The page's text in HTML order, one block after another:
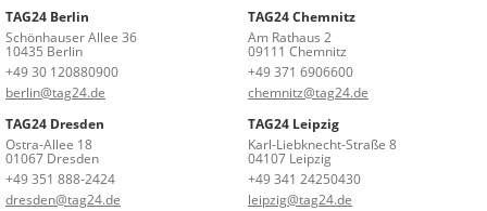
TAG24 Berlin
Schönhauser Allee 36
10435 Berlin
+49 30 120880900
berlin@tag24.de
TAG24 Chemnitz
Am Rathaus 2
09111 Chemnitz
+49 371 6906600
chemnitz@tag24.de
TAG24 Dresden
Ostra-Allee 18
01067 Dresden
+49 351 888-2424
dresden@tag24.de
TAG24 Leipzig
Karl-Liebknecht-Straße 8
04107 Leipzig
+49 341 24250430
leipzig@tag24.de